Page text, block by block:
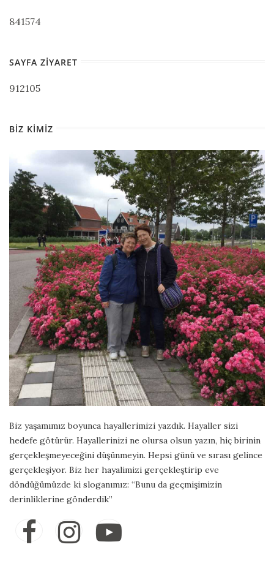
841574
SAYFA ZIYARET
912105
BIZ KIMIZ
Biz yaşamımız boyunca hayallerimizi yazdık. Hayaller sizi
hedefe götürür. Hayallerinizi ne olursa olsun yazın, hiç birinin
gerçekleşmeyeceğini düşünmeyin. Hepsi günü ve sırası gelince
gerçekleşiyor. Biz her hayalimizi gerçekleştirip eve
döndüğümüzde ki sloganımız: “Bunu da geçmişimizin
derinliklerine gönderdik”